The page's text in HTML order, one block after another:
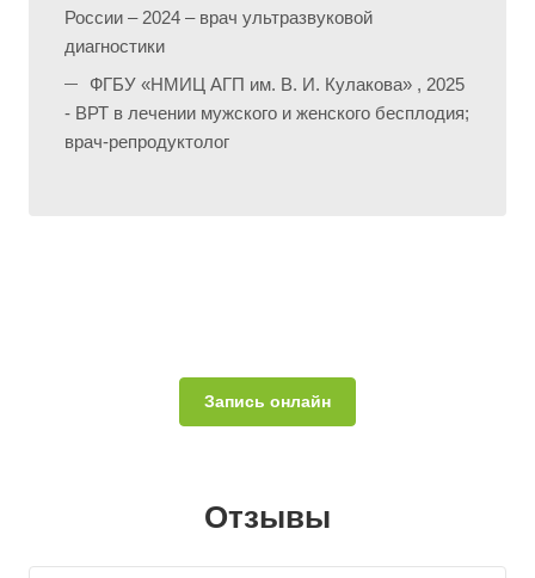
России – 2024 – врач ультразвуковой
диагностики
ФГБУ «НМИЦ АГП им. В. И. Кулакова» , 2025
- ВРТ в лечении мужского и женского бесплодия;
врач-репродуктолог
Запись онлайн
Отзывы